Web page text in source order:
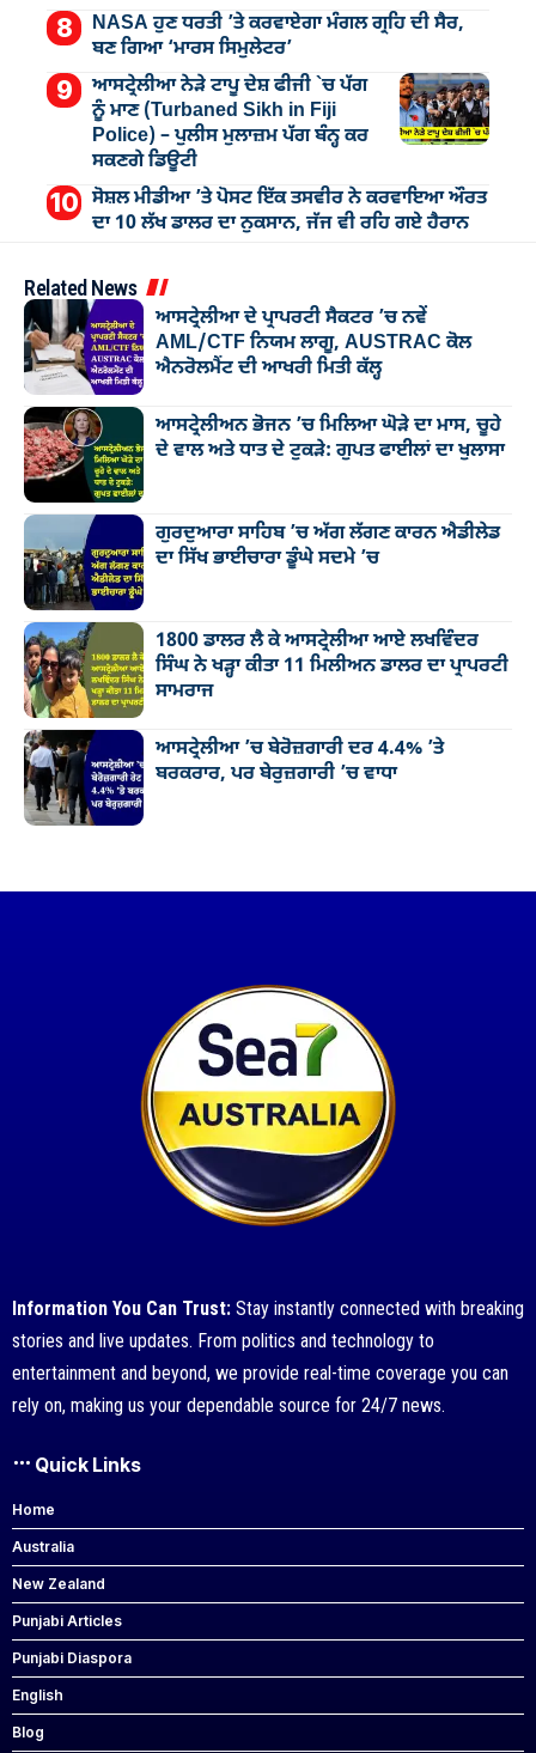
NASA ਹੁਣ ਧਰਤੀ ’ਤੇ ਕਰਵਾਏਗਾ ਮੰਗਲ ਗ੍ਰਹਿ ਦੀ ਸੈਰ,
ਬਣ ਗਿਆ ‘ਮਾਰਸ ਸਿਮੁਲੇਟਰ’
ਆਸਟ੍ਰੇਲੀਆ ਨੇੜੇ ਟਾਪੂ ਦੇਸ਼ ਫੀਜੀ `ਚ ਪੱਗ
ਨੂੰ ਮਾਣ (Turbaned Sikh in Fiji
Police) – ਪੁਲੀਸ ਮੁਲਾਜ਼ਮ ਪੱਗ ਬੰਨ੍ਹ ਕਰ
ਸਕਣਗੇ ਡਿਊਟੀ
ਸੋਸ਼ਲ ਮੀਡੀਆ ’ਤੇ ਪੋਸਟ ਇੱਕ ਤਸਵੀਰ ਨੇ ਕਰਵਾਇਆ ਔਰਤ
ਦਾ 10 ਲੱਖ ਡਾਲਰ ਦਾ ਨੁਕਸਾਨ, ਜੱਜ ਵੀ ਰਹਿ ਗਏ ਹੈਰਾਨ
Related News
ਆਸਟ੍ਰੇਲੀਆ ਦੇ ਪ੍ਰਾਪਰਟੀ ਸੈਕਟਰ ’ਚ ਨਵੇਂ
AML/CTF ਨਿਯਮ ਲਾਗੂ, AUSTRAC ਕੋਲ
ਐਨਰੋਲਮੈਂਟ ਦੀ ਆਖਰੀ ਮਿਤੀ ਕੱਲ੍ਹ
ਆਸਟ੍ਰੇਲੀਅਨ ਭੋਜਨ ’ਚ ਮਿਲਿਆ ਘੋੜੇ ਦਾ ਮਾਸ, ਚੂਹੇ
ਦੇ ਵਾਲ ਅਤੇ ਧਾਤ ਦੇ ਟੁਕੜੇ: ਗੁਪਤ ਫਾਈਲਾਂ ਦਾ ਖੁਲਾਸਾ
ਗੁਰਦੁਆਰਾ ਸਾਹਿਬ ’ਚ ਅੱਗ ਲੱਗਣ ਕਾਰਨ ਐਡੀਲੇਡ
ਦਾ ਸਿੱਖ ਭਾਈਚਾਰਾ ਡੂੰਘੇ ਸਦਮੇ ’ਚ
1800 ਡਾਲਰ ਲੈ ਕੇ ਆਸਟ੍ਰੇਲੀਆ ਆਏ ਲਖਵਿੰਦਰ
ਸਿੰਘ ਨੇ ਖੜ੍ਹਾ ਕੀਤਾ 11 ਮਿਲੀਅਨ ਡਾਲਰ ਦਾ ਪ੍ਰਾਪਰਟੀ
ਸਾਮਰਾਜ
ਆਸਟ੍ਰੇਲੀਆ ’ਚ ਬੇਰੋਜ਼ਗਾਰੀ ਦਰ 4.4% ’ਤੇ
ਬਰਕਰਾਰ, ਪਰ ਬੇਰੁਜ਼ਗਾਰੀ ’ਚ ਵਾਧਾ
Information You Can Trust: Stay instantly connected with breaking
stories and live updates. From politics and technology to
entertainment and beyond, we provide real-time coverage you can
rely on, making us your dependable source for 24/7 news.
Quick Links
Home
Australia
New Zealand
Punjabi Articles
Punjabi Diaspora
English
Blog